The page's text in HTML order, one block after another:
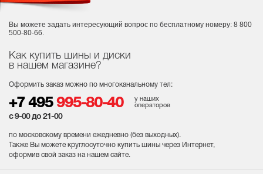
Как купить шины и диски
в нашем магазине?
Оформить заказ можно по многоканальному тел:
+7 495 995-80-40
у наших
операторов
с 9-00 до 21-00
по московскому времени ежедневно (без выходных).
Также Вы можете круглосуточно купить шины через Интернет,
оформив свой заказ на нашем сайте.
Вы можете задать интересующий вопрос по бесплатному номеру: 8 800
500-80-66.